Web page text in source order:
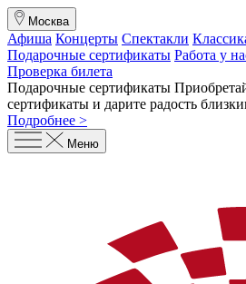
Москва
Афиша Концерты Спектакли
Подарочные сертификаты Работа у
Проверка билета
Подарочные сертификаты
сертификаты и дарите радость
Подробнее >
Меню